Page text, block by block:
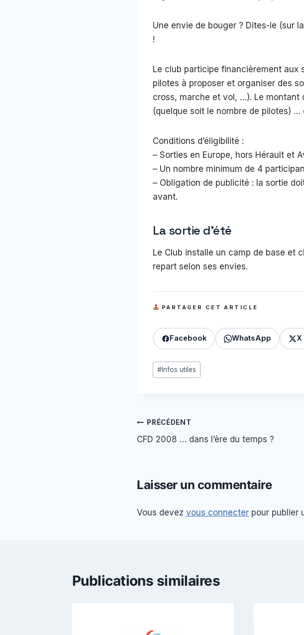
Une envie de bouger ? Dites-le (sur
!
Le club participe financièrement aux
pilotes à proposer et organiser des
cross, marche et vol, …). Le montant
(quelque soit le nombre de pilotes)
Conditions d’éligibilité :
– Sorties en Europe, hors Hérault et
– Un nombre minimum de 4
– Obligation de publicité : la sortie
avant.
La sortie d’été
Le Club installe un camp de base et
repart selon ses envies.
PARTAGER CET ARTICLE
Facebook WhatsApp X
Étiquettes
de
#Infos utiles
Navigation
de
PRÉCÉDENT
CFD 2008 … dans l’ère du temps ?
Laisser un commentaire
Vous devez vous connecter pour publier
Publications similaires